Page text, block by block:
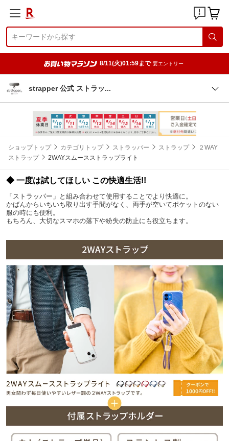
8/11(火)01:59まで 要エントリー
strapper 公式 ストラ ッ
ショップトップ カテゴリトップ ストラッパー ストラップ
２WAY
ストラップ
2WAYスムースストラップライト
◆ 一度は試してほしい この快適生活!!
「ストラッパー」と組み合わせて使用することでより快適に。
かばんからいちいち取り出す手間がなく、両手が空いてポケットのない
服の時にも便利。
もちろん、大切なスマホの落下や紛失の防止にも役立ちます。